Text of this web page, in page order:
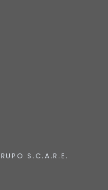
S.C.A.R.E.